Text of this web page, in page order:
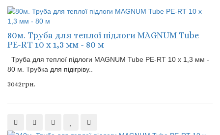
80м. Труба для теплої підлоги MAGNUM Tube
PE-RT 10 x 1,3 мм - 80 м
Труба для теплої підлоги MAGNUM Tube PE-RT 10 x 1,3 мм -
80 м. Трубка для підігріву..
3042грн.